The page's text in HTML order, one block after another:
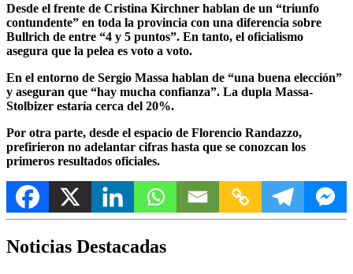
Desde el frente de Cristina Kirchner hablan de un “triunfo
contundente” en toda la provincia con una diferencia sobre
Bullrich de entre “4 y 5 puntos”. En tanto, el oficialismo
asegura que la pelea es voto a voto.
En el entorno de Sergio Massa hablan de “una buena elección”
y aseguran que “hay mucha confianza”. La dupla Massa-
Stolbizer estaría cerca del 20%.
Por otra parte, desde el espacio de Florencio Randazzo,
prefirieron no adelantar cifras hasta que se conozcan los
primeros resultados oficiales.
Noticias Destacadas